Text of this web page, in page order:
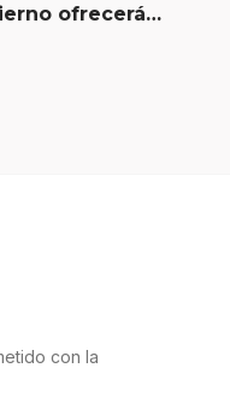
ofrecerá
con la